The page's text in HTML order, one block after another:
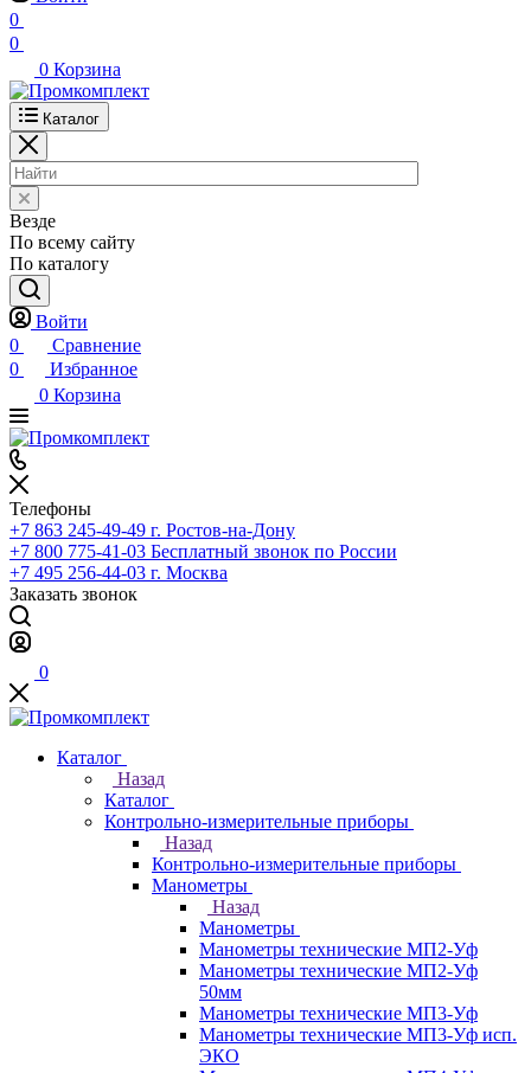
0
0
0 Корзина
Каталог
Везде
По всему сайту
По каталогу
Войти
0
Сравнение
0
Избранное
0 Корзина
Телефоны
+7 863 245-49-49 г. Ростов-на-Дону
+7 800 775-41-03 Бесплатный звонок по России
+7 495 256-44-03 г. Москва
Заказать звонок
0
Каталог
Назад
Каталог
Контрольно-измерительные приборы
Назад
Контрольно-измерительные приборы
Манометры
Назад
Манометры
Манометры технические МП2-Уф
Манометры технические МП2-Уф
50мм
Манометры технические МП3-Уф
Манометры технические МП3-Уф исп.
ЭКО